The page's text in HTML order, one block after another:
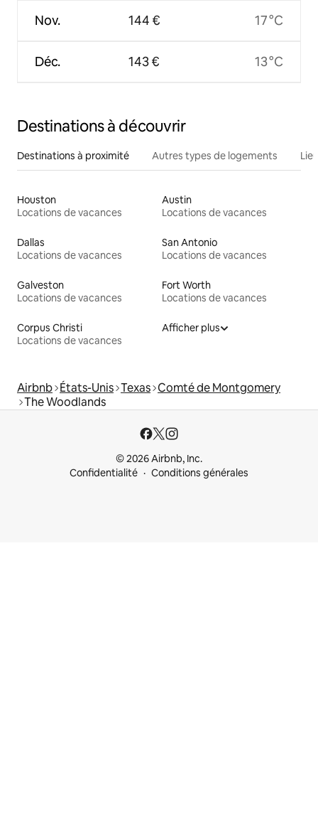
Nov.
Déc.
144 €
143 €
17 °C
13 °C
Destinations à découvrir
Destinations à proximité Autres types de logements
Houston
Locations de vacances
Austin
Locations de vacances
Dallas
Locations de vacances
San Antonio
Locations de vacances
Galveston
Locations de vacances
Fort Worth
Locations de vacances
Corpus Christi
Locations de vacances
Afficher plus
Airbnb États-Unis Texas Comté de Montgomery
The Woodlands
© 2026 Airbnb, Inc.
Confidentialité
Conditions générales